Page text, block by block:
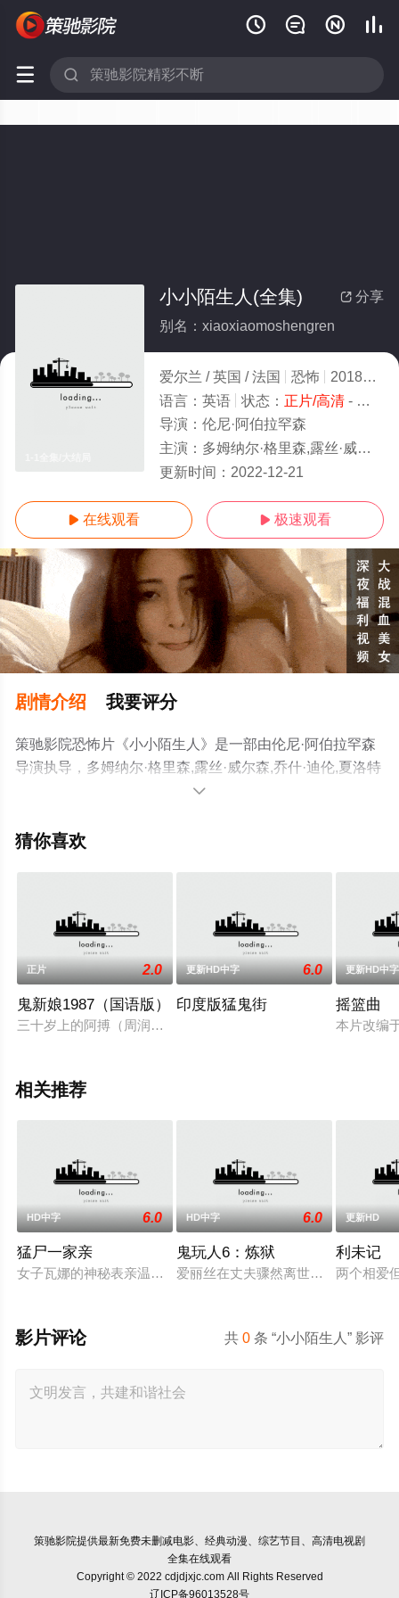
   
 
 分享
小小陌生人(全集)
别名：xiaoxiaomoshengren
爱尔兰 / 英国 / 法国 恐怖 2018
1.0
语言： 英语 状态： 正片/高清- 免费在线观看
导演： 伦尼·阿伯拉罕森
主演： 多姆纳尔·格里森,露丝·威尔森,乔什·迪伦,夏洛特·兰普林,威尔·保尔特,达伦·肯特,凯特·菲利普斯,迪克西·艾格瑞克斯,蒂姆·,普莱斯特
更新时间： 2022-12-21
 在线观看  极速观看
剧情介绍 我要评分
策驰影院恐怖片《小小陌生人》是一部由伦尼·阿伯拉罕森
导演执导，多姆纳尔·格里森,露丝·威尔森,乔什·迪伦,夏洛特
·兰普林,威尔·保尔特,达伦·肯特,凯特·菲利普斯,迪克西·艾格
海顿-佩顿等演员精彩演绎的爱尔兰 / 英国 / 法国电影，大结

猜你喜欢
正片 2.0
鬼新娘1987（国语版）
三十岁上的阿搏（周润发 饰）心地善良，可惜事业一事无成，
更新HD中字 6.0
印度版猛鬼街
更新HD中字
摇篮曲
本片改编
相关推荐
HD中字 6.0
猛尸一家亲
女子瓦娜的神秘表亲温思罗普突然仓皇登门，身后还跟着一个
HD中字 6.0
鬼玩人6：炼狱
爱丽丝在丈夫骤然离世后深陷悲痛，
更新HD
利未记
两个相爱
共0 条 “小小陌生人” 影评
影片评论
策驰影院提供最新免费未删减电影、经典动漫、综艺节目、高清电视剧
全集在线观看
Copyright © 2022 cdjdjxjc.com All Rights Reserved
辽ICP备96013528号